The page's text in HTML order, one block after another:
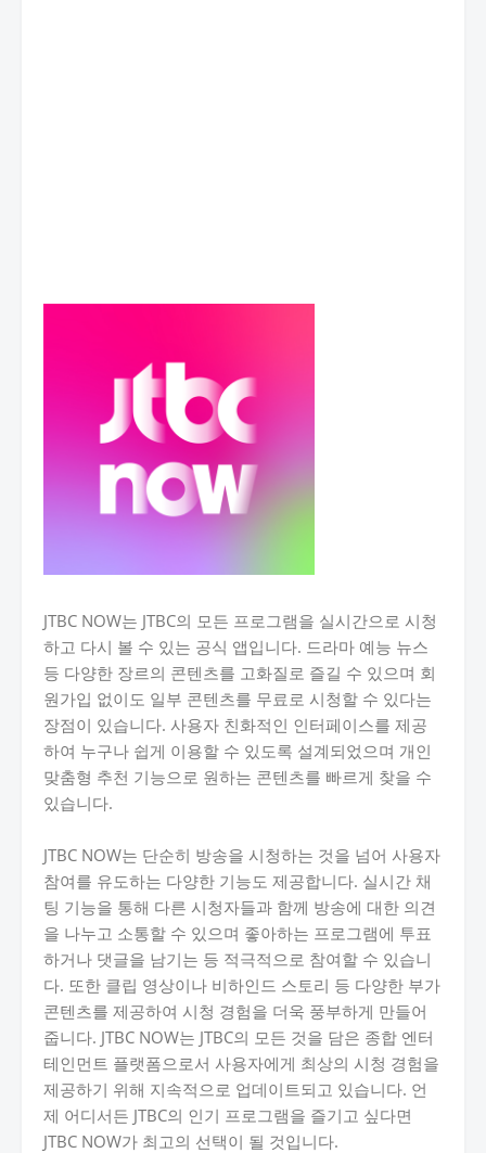
JTBC NOW는 JTBC의 모든 프로그램을 실시간으로 시청
하고 다시 볼 수 있는 공식 앱입니다. 드라마 예능 뉴스
등 다양한 장르의 콘텐츠를 고화질로 즐길 수 있으며 회
원가입 없이도 일부 콘텐츠를 무료로 시청할 수 있다는
장점이 있습니다. 사용자 친화적인 인터페이스를 제공
하여 누구나 쉽게 이용할 수 있도록 설계되었으며 개인
맞춤형 추천 기능으로 원하는 콘텐츠를 빠르게 찾을 수
있습니다.
JTBC NOW는 단순히 방송을 시청하는 것을 넘어 사용자
참여를 유도하는 다양한 기능도 제공합니다. 실시간 채
팅 기능을 통해 다른 시청자들과 함께 방송에 대한 의견
을 나누고 소통할 수 있으며 좋아하는 프로그램에 투표
하거나 댓글을 남기는 등 적극적으로 참여할 수 있습니
다. 또한 클립 영상이나 비하인드 스토리 등 다양한 부가
콘텐츠를 제공하여 시청 경험을 더욱 풍부하게 만들어
줍니다. JTBC NOW는 JTBC의 모든 것을 담은 종합 엔터
테인먼트 플랫폼으로서 사용자에게 최상의 시청 경험을
제공하기 위해 지속적으로 업데이트되고 있습니다. 언
제 어디서든 JTBC의 인기 프로그램을 즐기고 싶다면
JTBC NOW가 최고의 선택이 될 것입니다.